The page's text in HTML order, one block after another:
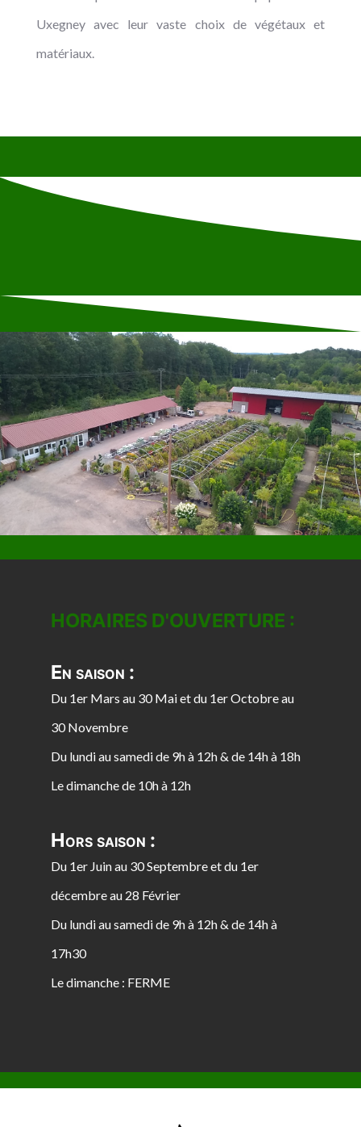
Uxegney avec leur vaste choix de végétaux et
matériaux.
HORAIRES D'OUVERTURE :
En saison :
Du 1er Mars au 30 Mai et du 1er Octobre au
30 Novembre
Du lundi au samedi de 9h à 12h & de 14h à 18h
Le dimanche de 10h à 12h
Hors saison :
Du 1er Juin au 30 Septembre et du 1er
décembre au 28 Février
Du lundi au samedi de 9h à 12h & de 14h à
17h30
Le dimanche : FERME